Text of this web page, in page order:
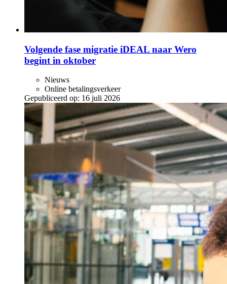
Volgende fase migratie iDEAL naar Wero
begint in oktober
Nieuws
Online betalingsverkeer
Gepubliceerd op: 16 juli 2026